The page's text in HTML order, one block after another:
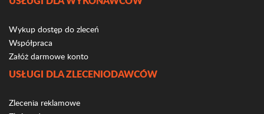
Wykup dostęp do zleceń
Współpraca
Załóż darmowe konto
USŁUGI DLA ZLECENIODAWCÓW
Zlecenia reklamowe